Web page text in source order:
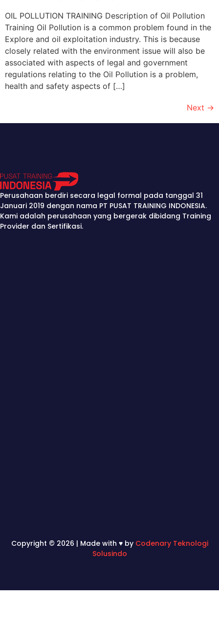
OIL POLLUTION TRAINING Description of Oil Pollution
Training Oil Pollution is a common problem found in the
Explore and oil exploitation industry. This is because
closely related with the environment issue will also be
associated with aspects of legal and government
regulations relating to the Oil Pollution is a problem,
health and safety aspects of […]
Next →
Perusahaan berdiri secara legal formal pada tanggal 31
Januari 2019 dengan nama PT PUSAT TRAINING INDONESIA.
Kami adalah perusahaan yang bergerak dibidang Training
Provider dan Sertifikasi.
Copyright © 2026 | Made with ♥ by Codenary Teknologi
Solusindo